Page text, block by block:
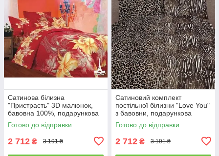
Сатинова білизна
"Пристрасть" 3D малюнок,
бавовна 100%, подарункова
упаковка полуторний
Готово до відправки
2 712 ₴ 3 191 ₴
Сатиновий комплект
постільної білизни "Love You"
з бавовни, подарункова
упаковка полуторний
Готово до відправки
2 712 ₴ 3 191 ₴